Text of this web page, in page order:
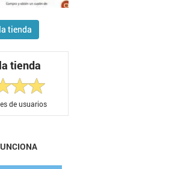
tienda
tienda
de usuarios